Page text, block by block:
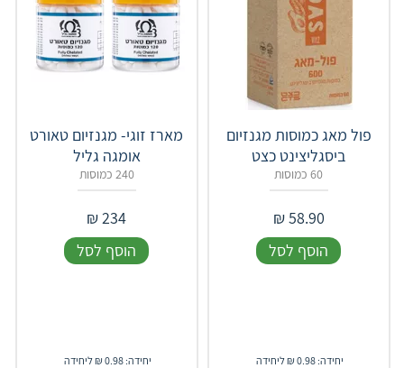
פול מאג כמוסות מגנזיום
ביסגליצינט כצט
60 כמוסות
58.90
₪
הוסף לסל
יחידה: 0.98 ₪ ליחידה
מארז זוגי- מגנזיום טאורט
אומגה גליל
240 כמוסות
234
₪
הוסף לסל
יחידה: 0.98 ₪ ליחידה